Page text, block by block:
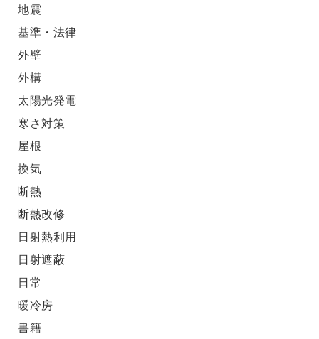
地震
基準・法律
外壁
外構
太陽光発電
寒さ対策
屋根
換気
断熱
断熱改修
日射熱利用
日射遮蔽
日常
暖冷房
書籍